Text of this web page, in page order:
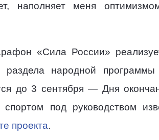
наполняет меня
«Сила России»
народной программы
до 3 сентября — Дня
под руководством
проекта.